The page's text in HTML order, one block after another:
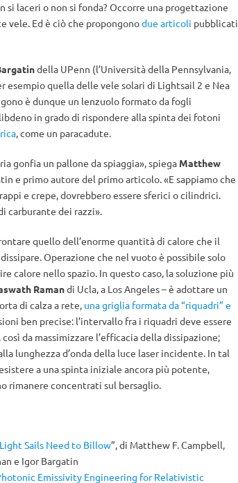
si laceri o non si fonda? Occorre una progettazione
vele. Ed è ciò che propongonodue articoli pubblicati
della UPenn (l’Università della Pennsylvania,
esempio quella delle vele solari di Lightsail 2 e Nea
è dunque un lenzuolo formato da fogli
in grado di rispondere alla spinta dei fotoni
, come un paracadute.
gonfia un pallone da spiaggia», spiega Matthew
e primo autore del primo articolo. «E sappiamo che
e crepe, dovrebbero essere sferici o cilindrici.
carburante dei razzi».
quello dell’enorme quantità di calore che il
Operazione che nel vuoto è possibile solo
calore nello spazio. In questo caso, la soluzione più
Ramandi Ucla, a Los Angeles – è adottare un
di calza a rete, una griglia formata da “riquadri” e
ben precise: l’intervallo fra i riquadri deve essere
da massimizzare l’efficacia della dissipazione;
lunghezza d’onda della luce laser incidente. In tal
a una spinta iniziale ancora più potente,
rimanere concentrati sul bersaglio.
Sails Need to Billow”, di Matthew F. Campbell,
e Igor Bargatin
Emissivity Engineering for Relativistic